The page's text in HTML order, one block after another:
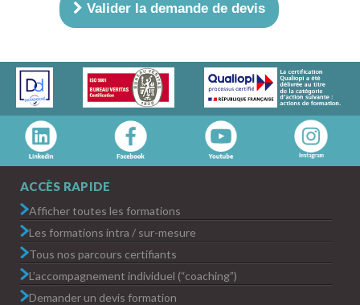
Valider la demande de devis
ACCÈS RAPIDE
Afficher toutes les formations
Les formations intra / sur-mesure
Tous nos parcours certifiants
L’accompagnement individuel (“coaching”)
Demander un devis formation